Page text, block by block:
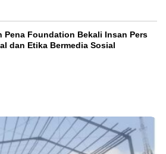
Pena Foundation Bekali Insan Pers
dan Etika Bermedia Sosial